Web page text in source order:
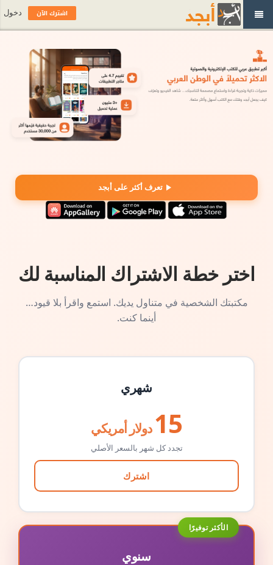
تعرف أكثر على أبجد
اختر خطة الاشتراك المناسبة لك
مكتبتك الشخصية في متناول يديك. استمع واقرأ بلا قيود…
أينما كنت.
شهري
15 دولار أمريكي
تجدد كل شهر بالسعر الأصلي
اشترك
الأكثر توفيرًا
سنوي
اشترك الآن دخول